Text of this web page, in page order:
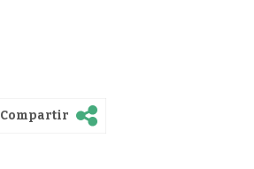
Compartir